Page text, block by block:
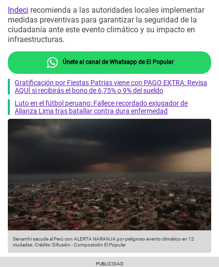
Indeci recomienda a las autoridades locales implementar
medidas preventivas para garantizar la seguridad de la
ciudadanía ante este evento climático y su impacto en
infraestructuras.
Únete al canal de Whatsapp de El Popular
Gratificación por Fiestas Patrias viene con PAGO EXTRA: Revisa
AQUÍ si recibirás el bono de 6,75% o 9% del sueldo
Luto en el fútbol peruano: Fallece recordado exjugador de
Alianza Lima tras batallar contra dura enfermedad
Senamhi sacude al Perú con ALERTA NARANJA por peligroso evento climático en 12
ciudades. Crédito: Difusión - Composición El Popular